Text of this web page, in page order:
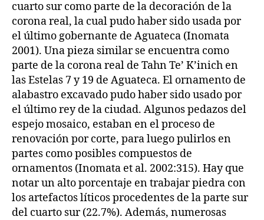
cuarto sur como parte de la decoración de la
corona real, la cual pudo haber sido usada por
el último gobernante de Aguateca (Inomata
2001). Una pieza similar se encuentra como
parte de la corona real de Tahn Te’ K’inich en
las Estelas 7 y 19 de Aguateca. El ornamento de
alabastro excavado pudo haber sido usado por
el último rey de la ciudad. Algunos pedazos del
espejo mosaico, estaban en el proceso de
renovación por corte, para luego pulirlos en
partes como posibles compuestos de
ornamentos (Inomata et al. 2002:315). Hay que
notar un alto porcentaje en trabajar piedra con
los artefactos líticos procedentes de la parte sur
del cuarto sur (22.7%). Además, numerosas